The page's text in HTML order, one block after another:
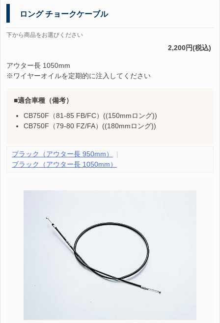
ロング チョークケーブル
下から商品をお選びください
2,200円(税込)
アウター長 1050mm
※ワイヤーオイルを定期的に注入してください
適合車種（備考）
CB750F（81-85 FB/FC）((150mmロング))
CB750F（79-80 FZ/FA）((180mmロング))
ブラック（アウター長 950mm）
ブラック（アウター長 1050mm）